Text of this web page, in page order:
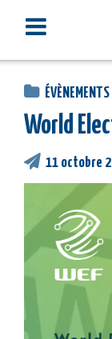
ÉVÈNEMENTS
World
11 octobre